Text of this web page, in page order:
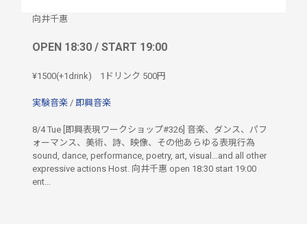
向井千惠
OPEN 18:30 / START 19:00
¥1500(+1drink) 1ドリンク 500円
実験音楽 / 即興音楽
8/4 Tue [即興表現ワークショップ#326] 音楽、ダンス、パフ
ォーマンス、美術、詩、映像、その他あらゆる表現行為
sound, dance, performance, poetry, art, visual…and all other
expressive actions Host. 向井千惠 open 18:30 start 19:00
ent...